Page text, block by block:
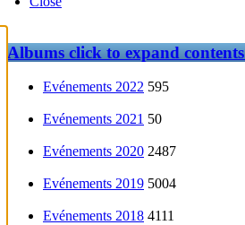
Albumsclick to expand contents
Evénements 2022 595
Evénements 2021 50
Evénements 2020 2487
Evénements 2019 5004
Evénements 2018 4111